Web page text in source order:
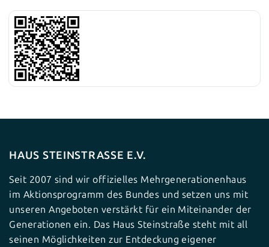
HAUS STEINSTRASSE E.V.
Seit 2007 sind wir offizielles Mehrgenerationenhaus
im Aktionsprogramm des Bundes und setzen uns mit
unseren Angeboten verstärkt für ein Miteinander der
Generationen ein. Das Haus Steinstraße steht mit all
seinen Möglichkeiten zur Entdeckung eigener